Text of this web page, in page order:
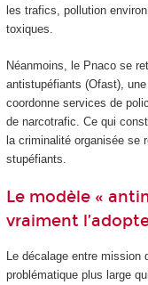
les trafics, pollution
toxiques.
Néanmoins, le Pnaco se
antistupéfiants (Ofast),
coordonne services de
de narcotrafic. Ce qui
la criminalité organisée se
stupéfiants.
Le modèle «
vraiment
Le décalage entre
problématique plus large